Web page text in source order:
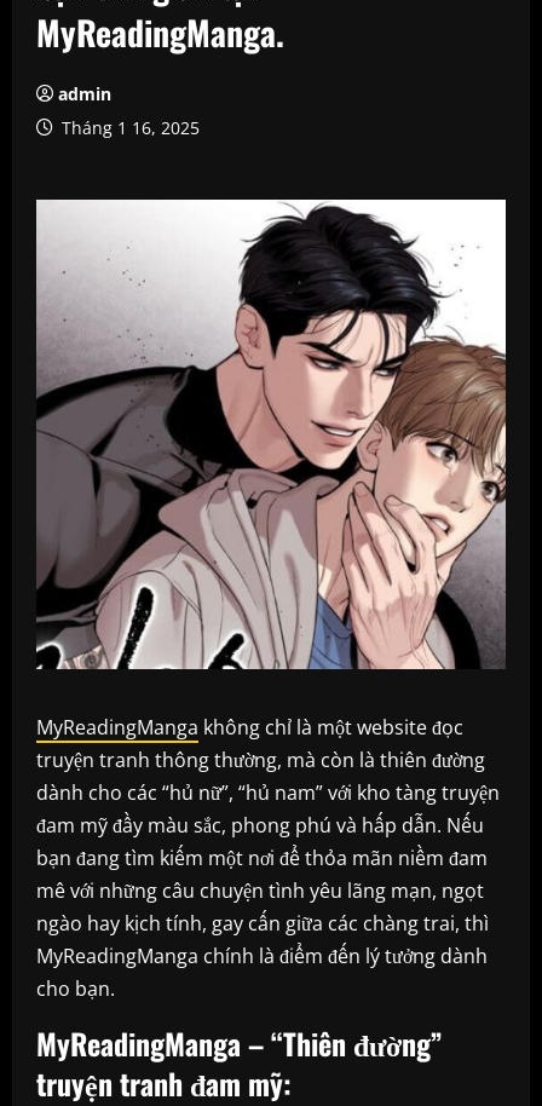
MyReadingManga.
admin
Tháng 1 16, 2025
MyReadingManga không chỉ là một website đọc
truyện tranh thông thường, mà còn là thiên đường
dành cho các “hủ nữ”, “hủ nam” với kho tàng truyện
đam mỹ đầy màu sắc, phong phú và hấp dẫn. Nếu
bạn đang tìm kiếm một nơi để thỏa mãn niềm đam
mê với những câu chuyện tình yêu lãng mạn, ngọt
ngào hay kịch tính, gay cấn giữa các chàng trai, thì
MyReadingManga chính là điểm đến lý tưởng dành
cho bạn.
MyReadingManga – “Thiên đường”
truyện tranh đam mỹ: